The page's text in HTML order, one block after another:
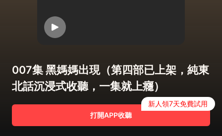
007集 黑媽媽出現（第四部已上架，純東
北話沉浸式收聽，一集就上癮）
打開APP收聽
新人領7天免費試用